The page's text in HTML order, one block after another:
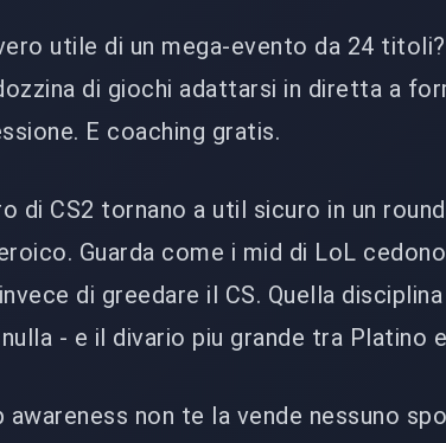
utile di un mega-evento da 24
di giochi adattarsi in diretta a
E coaching gratis.
di CS2 tornano a util sicuro in un
Guarda come i mid di LoL
di greedare il CS. Quella
- e il divario piu grande tra Platino
awareness non te la vende nessuno